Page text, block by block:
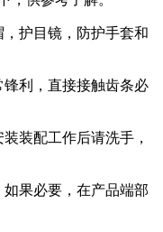
护目镜，防护手套和
锋利，直接接触齿条必
装配工作后请洗手，
果必要，在产品端部